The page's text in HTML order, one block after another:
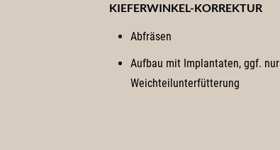
KIEFERWINKEL-KORREKTUR
Abfräsen
Aufbau mit Implantaten, ggf. nur
Weichteilunterfütterung